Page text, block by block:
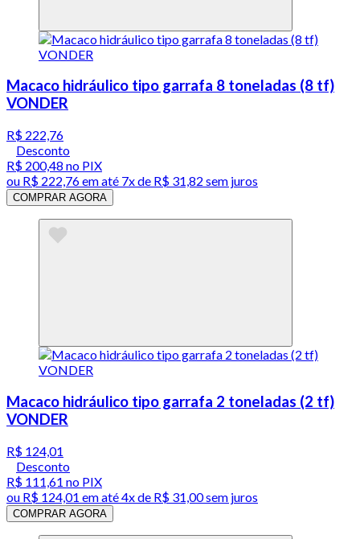
Macaco hidráulico tipo garrafa 8 toneladas (8 tf)
VONDER
R$ 222,76
Desconto
R$ 200,48 no PIX
ou R$ 222,76em até 7x de R$ 31,82 sem juros
COMPRAR AGORA
Macaco hidráulico tipo garrafa 2 toneladas (2 tf)
VONDER
R$ 124,01
Desconto
R$ 111,61 no PIX
ou R$ 124,01 em até4x de R$ 31,00 sem juros
COMPRAR AGORA